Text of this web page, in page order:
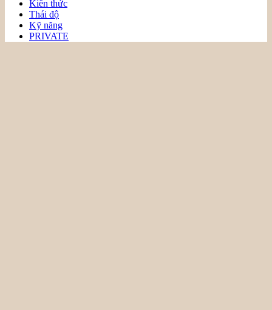
Kiến thức
Thái độ
Kỹ năng
PRIVATE